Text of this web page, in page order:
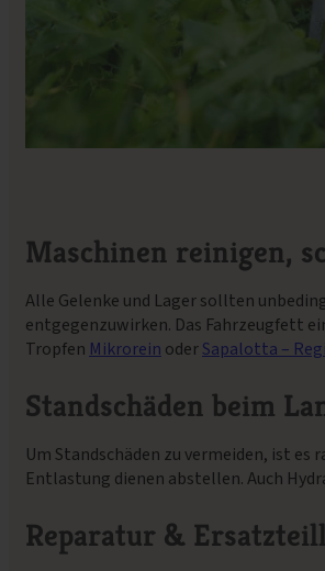
Maschinen reinigen,
Alle Gelenke und Lager sollten
entgegenzuwirken. Das Fahrzeugfett
Tropfen Mikrorein oderSapalotta –
Standschäden beim
Um Standschäden zu vermeiden, ist
Entlastung dienen abstellen. Auch
Reparatur &